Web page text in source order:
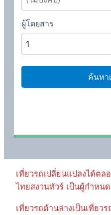
เที่ยวรถเปลี่ยนแปลงได้ต
ไทยสงวนทัวร์ เป็นผู้กำหนด
เที่ยวรถด้านล่างเป็นเที่ยว